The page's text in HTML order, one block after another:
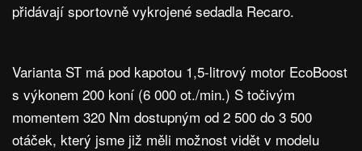
přidávají sportovně vykrojené sedadla Recaro.
Varianta ST má pod kapotou 1,5-litrový motor EcoBoost
s výkonem 200 koní (6 000 ot./min.) S točivým
momentem 320 Nm dostupným od 2 500 do 3 500
otáček, který jsme již měli možnost vidět v modelu